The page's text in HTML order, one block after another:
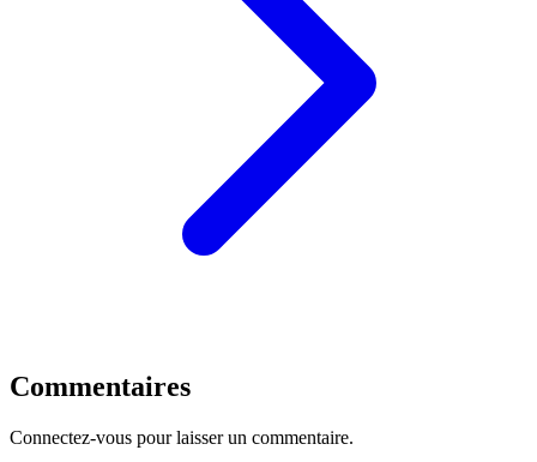
Commentaires
Connectez-vous pour laisser un commentaire.